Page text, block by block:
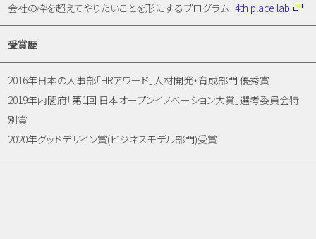
会社の枠を超えてやりたいことを形にするプログラム 4th place lab
受賞歴
2016年日本の人事部「HRアワード」人材開発・育成部門 優秀賞
2019年内閣府「第1回 日本オープンイノベーション大賞」選考委員会特
別賞
2020年グッドデザイン賞(ビジネスモデル部門)受賞